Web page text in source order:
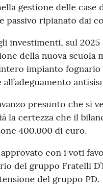
gestione delle
passivo ripianato dai
investimenti, sul
della nuova scuola
impianto
presunto che si
la certezza che il
400.000 di euro.
con i voti
del gruppo Fratelli
del gruppo PD.